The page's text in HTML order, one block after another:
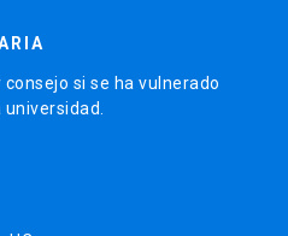
si se ha vulnerado